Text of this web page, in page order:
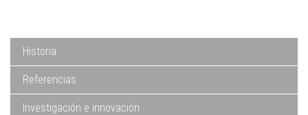
Historia
Referencias
Investigación e innovación